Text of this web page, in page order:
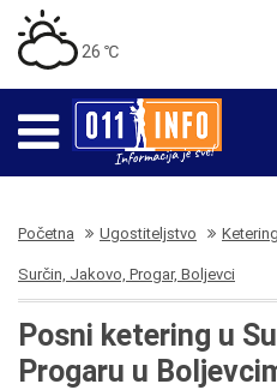
26 ℃
Početna Ugostiteljstvo Ketering
Surčin, Jakovo, Progar, Boljevci
Posni ketering u
Progaru u